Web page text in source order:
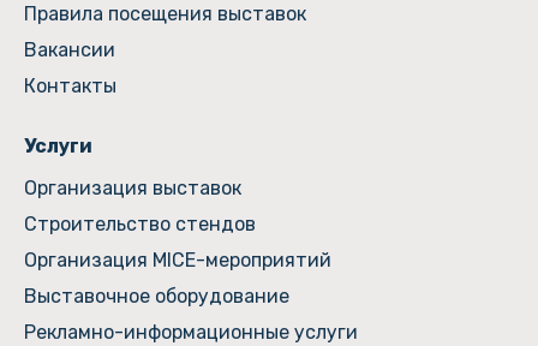
Правила посещения выставок
Вакансии
Контакты
Услуги
Организация выставок
Строительство стендов
Организация MICE-мероприятий
Выставочное оборудование
Рекламно-информационные услуги